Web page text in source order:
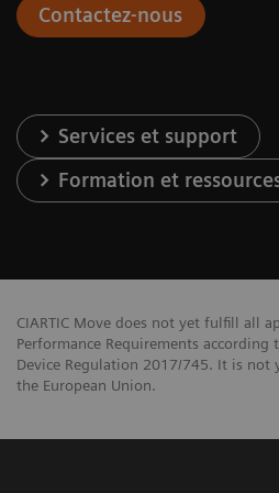
Contactez-nous
Services et support
Formation et
CIARTIC Move does not yet fulfill all
Performance Requirements according
Device Regulation 2017/745. It is not
the European Union.